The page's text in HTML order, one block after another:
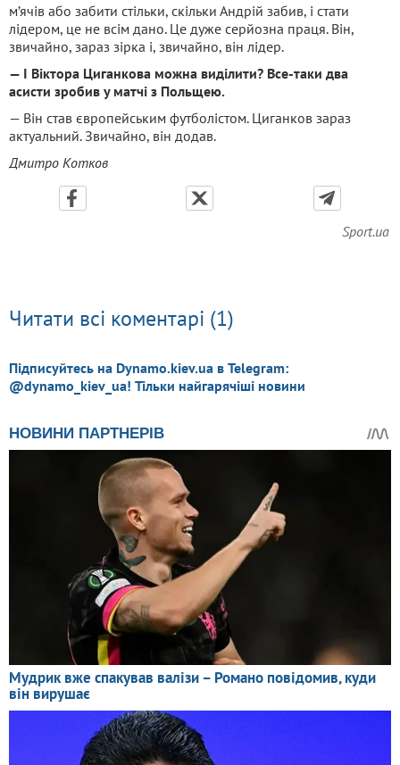
м’ячів або забити стільки, скільки Андрій забив, і стати
лідером, це не всім дано. Це дуже серйозна праця. Він,
звичайно, зараз зірка і, звичайно, він лідер.
— І Віктора Циганкова можна виділити? Все-таки два
асисти зробив у матчі з Польщею.
— Він став європейським футболістом. Циганков зараз
актуальний. Звичайно, він додав.
Дмитро Котков
Sport.ua
Читати всі коментарі (1)
Підписуйтесь на Dynamo.kiev.ua в Telegram:
@dynamo_kiev_ua! Тільки найгарячіші новини